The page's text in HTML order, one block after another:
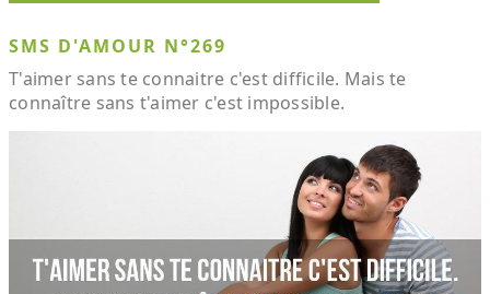
SMS D'AMOUR N°269
T'aimer sans te connaitre c'est difficile. Mais te
connaître sans t'aimer c'est impossible.